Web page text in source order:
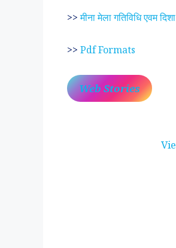
>>मीना मेला गतिविधि एवम
>> Pdf Formats
Web Stories
करुणा व प्रेम का प्रतीक